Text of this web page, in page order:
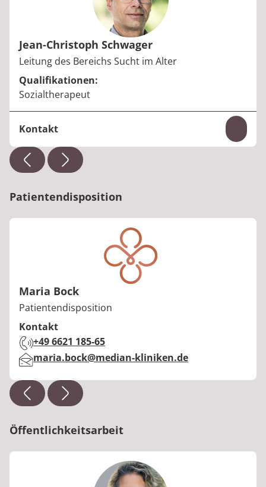
Jean-Christoph Schwager
Berufstitel:
Leitung des Bereichs Sucht im Alter
Qualifikationen:
Sozialtherapeut
Kontakt
Telefon:+49 6621 185-0
E-Mail:jean-christoph.schwager@median-kliniken.d
Patientendisposition
Maria Bock
Berufstitel:
Patientendisposition
Kontakt
Telefon:
+49 6621 185-65
E-Mail:maria.bock@median-kliniken.de
Öffentlichkeitsarbeit